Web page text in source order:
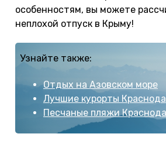
особенностям, вы можете
неплохой отпуск в Крыму!
Узнайте также:
Отдых на Азовском море
Лучшие курорты
Песчаные пляжи